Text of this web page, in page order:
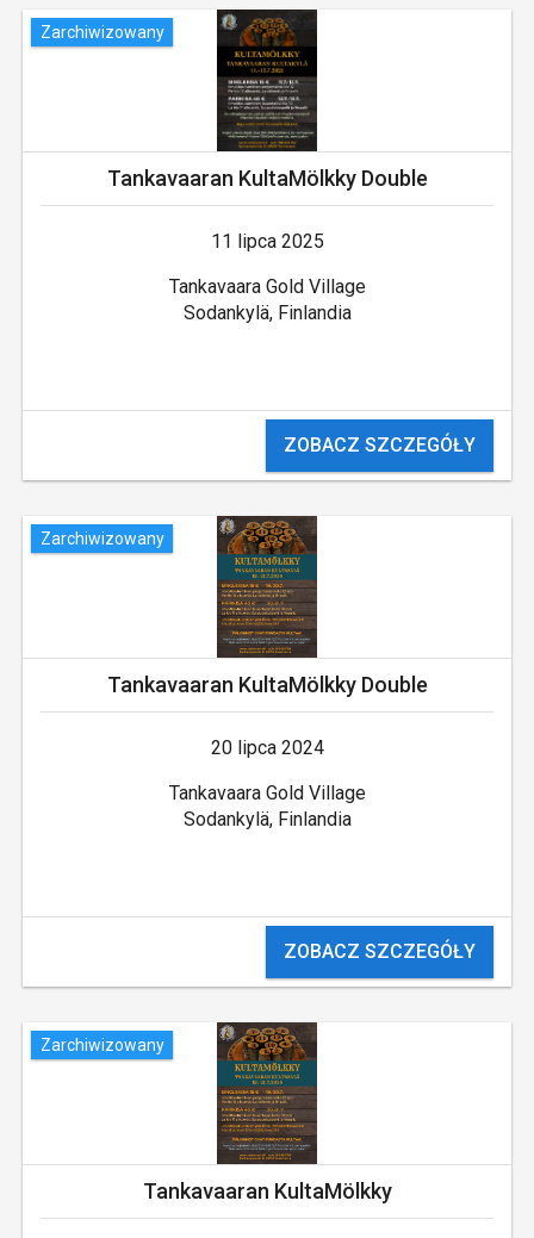
Zarchiwizowany
Tankavaaran KultaMölkky Double
11 lipca 2025
Tankavaara Gold Village
Sodankylä, Finlandia
ZOBACZ SZCZEGÓŁY
Zarchiwizowany
Tankavaaran KultaMölkky Double
20 lipca 2024
Tankavaara Gold Village
Sodankylä, Finlandia
ZOBACZ SZCZEGÓŁY
Zarchiwizowany
Tankavaaran KultaMölkky